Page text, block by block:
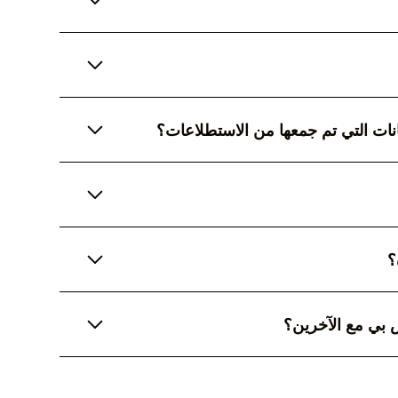
لمزيد من التفاصيل.
التي تم جمعها من الاستطلاعات؟
الخاصة بك من الوصول إلى البيانات.
بي مع الآخرين؟